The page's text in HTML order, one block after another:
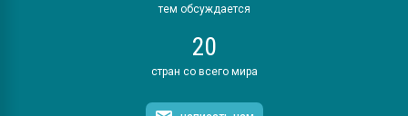
тем обсуждается
20
стран со всего мира